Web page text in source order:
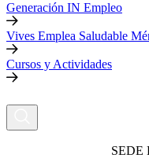
Generación IN Empleo
Vives Emplea Saludable
Cursos y Actividades
SEDE